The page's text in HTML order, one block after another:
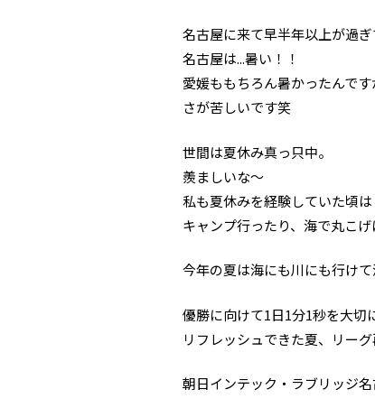
名古屋に来て早半年以上が過ぎ
名古屋は...暑い！！
愛媛ももちろん暑かったんで
さが苦しいです笑
世間は夏休み真っ只中。
羨ましいな〜
私も夏休みを経験していた頃は
キャンプ行ったり、海で丸こ
今年の夏は海にも川にも行けて
優勝に向けて1日1分1秒を大切
リフレッシュできた夏、リー
朝日インテック・ラブリッジ